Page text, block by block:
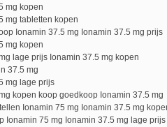
mg kopen
mg tabletten kopen
Ionamin 37.5 mg Ionamin 37.5 mg prijs
mg kopen
lage prijs Ionamin 37.5 mg kopen
37.5 mg
mg lage prijs
kopen koop goedkoop Ionamin 37.5 mg
Ionamin 75 mg Ionamin 37.5 mg
Ionamin 75 mg Ionamin 37.5 mg lage prijs